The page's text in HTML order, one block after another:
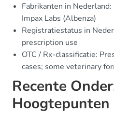
Fabrikanten in
Impax Labs (Albenza)
Registratiestatus in
prescription use
OTC / Rx-classificatie:
cases; some veterinary
Recente
Hoogtepunten